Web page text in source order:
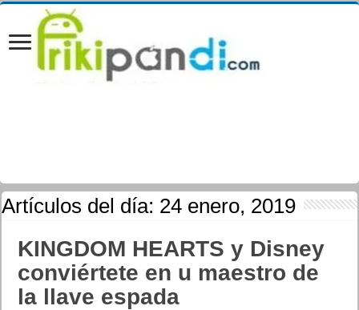
Artículos del día: 24 enero, 2019
KINGDOM HEARTS y Disney
conviértete en u maestro de
la llave espada